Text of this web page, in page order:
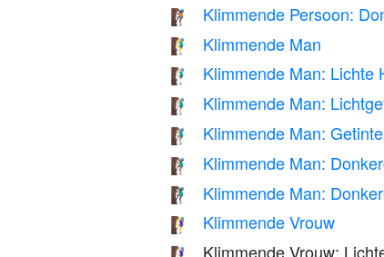
🧗🏿 Klimmende Persoon:
🧗‍♂️ Klimmende Man
🧗🏻‍♂️ Klimmende Man: Lichte
🧗🏼‍♂️ Klimmende Man:
🧗🏽‍♂️ Klimmende Man:
🧗🏾‍♂️ Klimmende Man:
🧗🏿‍♂️ Klimmende Man:
🧗‍♀️ Klimmende Vrouw
Klimmende Vrouw: